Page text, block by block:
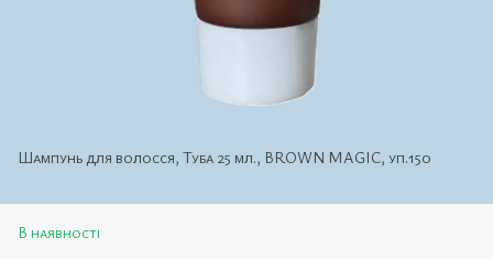
Шампунь для волосся, Туба 25 мл., BROWN MAGIC, уп.150
В наявності